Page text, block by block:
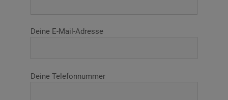
Deine E-Mail-Adresse
Deine Telefonnummer